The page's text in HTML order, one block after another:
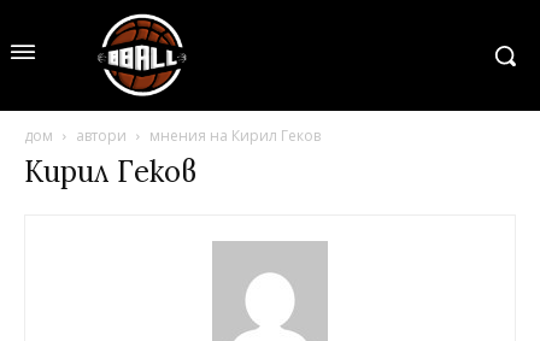
дом автори мнения на Кирил Геков
Кирил Геков